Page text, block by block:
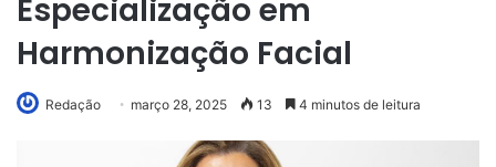
Especialização em
Harmonização Facial
Redação março 28, 2025 13 4 minutos de leitura